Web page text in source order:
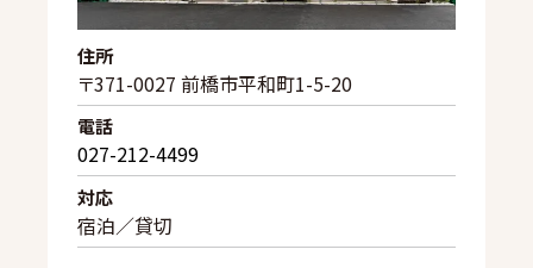
住所
〒371-0027 前橋市平和町1-5-20
電話
027-212-4499
対応
宿泊／貸切